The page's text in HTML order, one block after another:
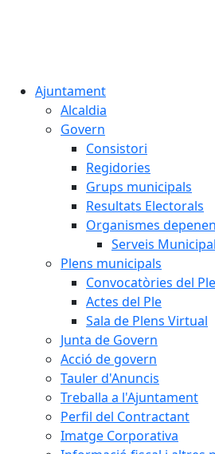
Ajuntament
Alcaldia
Govern
Consistori
Regidories
Grups municipals
Resultats Electorals
Organismes
Serveis
Plens municipals
Convocatòries del Ple
Actes del Ple
Sala de Plens Virtual
Junta de Govern
Acció de govern
Tauler d'Anuncis
Treballa a l'Ajuntament
Perfil del Contractant
Imatge Corporativa